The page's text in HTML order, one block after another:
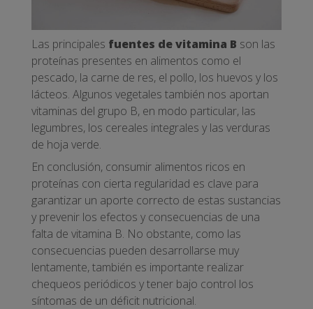
Las principales fuentes de vitamina B son las
proteínas presentes en alimentos como el
pescado, la carne de res, el pollo, los huevos y los
lácteos. Algunos vegetales también nos aportan
vitaminas del grupo B, en modo particular, las
legumbres, los cereales integrales y las verduras
de hoja verde.
En conclusión, consumir alimentos ricos en
proteínas con cierta regularidad es clave para
garantizar un aporte correcto de estas sustancias
y prevenir los efectos y consecuencias de una
falta de vitamina B. No obstante, como las
consecuencias pueden desarrollarse muy
lentamente, también es importante realizar
chequeos periódicos y tener bajo control los
síntomas de un déficit nutricional.